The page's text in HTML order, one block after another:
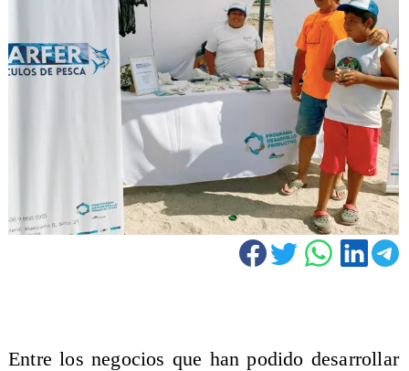
Entre los negocios que han podido desarrollar